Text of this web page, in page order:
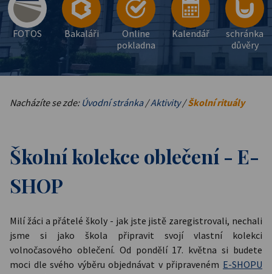
FOTOS Bakaláři
Online
pokladna
Kalendář
schránka
důvěry
Nacházíte se zde: Úvodní stránka/Aktivity/Školní rituály
Školní kolekce oblečení - E-
SHOP
Milí žáci a přátelé školy - jak jste jistě zaregistrovali, nechali
jsme si jako škola připravit svojí vlastní kolekci
volnočasového oblečení. Od pondělí 17. května si budete
moci dle svého výběru objednávat v připraveném E-SHOPU